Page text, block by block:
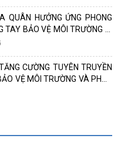
QUÂN HƯỞNG ỨNG PHONG
BẢO VỆ MÔI TRƯỜNG VÌ
CƯỜNG TUYÊN TRUYỀN
VỆ MÔI TRƯỜNG VÀ PHÁT